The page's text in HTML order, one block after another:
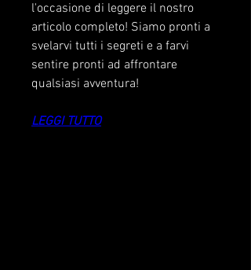
l'occasione di leggere il nostro
articolo completo! Siamo pronti a
svelarvi tutti i segreti e a farvi
sentire pronti ad affrontare
qualsiasi avventura!
LEGGI TUTTO